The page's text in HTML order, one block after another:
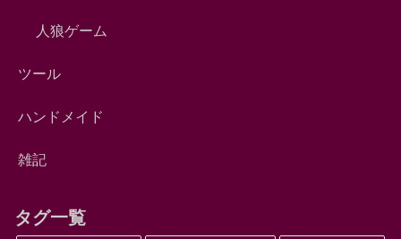
人狼ゲーム
ツール
ハンドメイド
雑記
タグ一覧